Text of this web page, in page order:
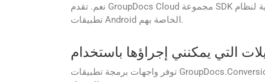
نعم. تقدم GroupDocs Cloud مجموعة SDK أصلية لنظام Android، Conversion Cloud SDK لنظام Android، مما يتيح للمطورين دمج قدرات معالجة المستندات بشكل مباشر في
تطبيقات Android الخاصة بهم.
توفر واجهات برمجة تطبيقات GroupDocs.Conversion Cloud حدود تحويل مرنة بناءً على خطة الاشتراك الخاصة بك. اتصل بدعم GroupDocs للحصول على مزيد من المعلومات حول